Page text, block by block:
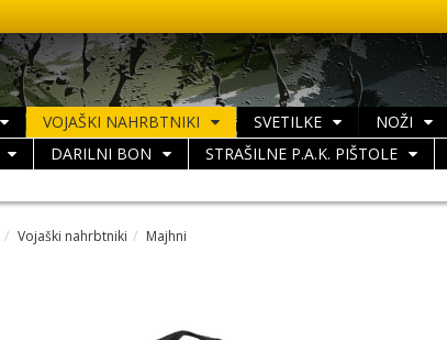
VOJAŠKI NAHRBTNIKI SVETILKE NOŽI
DARILNI BON STRAŠILNE P.A.K. PIŠTOLE
Vojaški nahrbtniki Majhni